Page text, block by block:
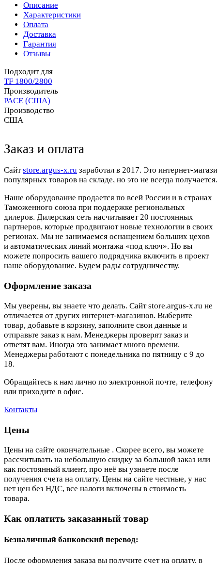
Описание
Характеристики
Оплата
Доставка
Гарантия
Отзывы
Подходит для
TF 1800/2800
Производитель
PACE (США)
Производство
США
Заказ и оплата
Cайтstore.argus-x.ru заработал в 2017. Это интернет-
популярных товаров на складе, но это не всегда
Наше оборудование продается по всей России и в странах
Таможенного союза при поддержке региональных
дилеров. Дилерская сеть насчитывает 20 постоянных
партнеров, которые продвигают новые технологии в своих
регионах. Мы не занимаемся оснащением больших цехов
и автоматических линий монтажа «под ключ». Но вы
можете попросить вашего подрядчика включить в проект
наше оборудование. Будем рады сотрудничеству.
Оформление заказа
Мы уверены, вы знаете что делать. Сайт store.argus-x.ru не
отличается от других интернет-магазинов. Выберите
товар, добавьте в корзину, заполните свои данные и
отправьте заказ к нам. Менеджеры проверят заказ и
ответят вам. Иногда это занимает много времени.
Менеджеры работают с понедельника по пятницу с 9 до
18.
Обращайтесь к нам лично по электронной почте, телефону
или приходите в офис.
Контакты
Цены
Цены на сайте окончательные . Скорее всего, вы можете
рассчитывать на небольшую скидку за большой заказ или
как постоянный клиент, про неё вы узнаете после
получения счета на оплату. Цены на сайте честные, у нас
нет цен без НДС, все налоги включены в стоимость
товара.
Как оплатить заказанный товар
Безналичный банковский перевод:
После оформления заказа вы получите счет на оплату, в